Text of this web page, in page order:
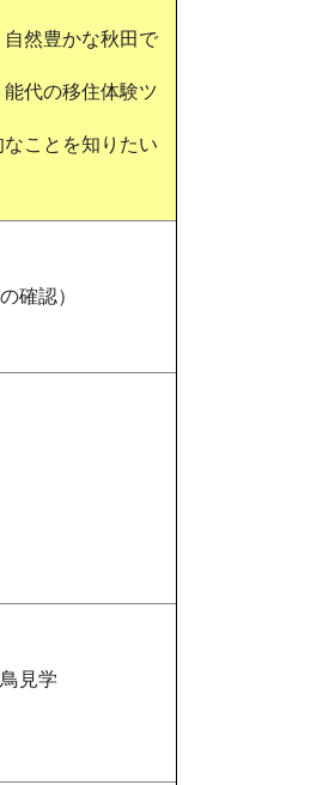
自然豊かな秋田で
代の移住体験ツ
ことを知りたい
確認）
見学